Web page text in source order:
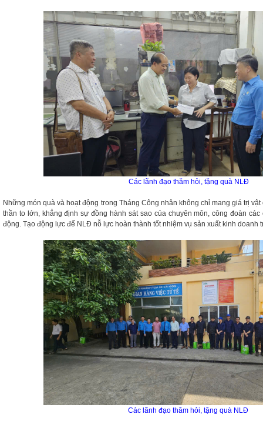
Các lãnh đạo thăm hỏi, tặng quà NLĐ
Những món quà và hoạt động trong Tháng Công nhân không chỉ mang giá trị
thần to lớn, khẳng định sự đồng hành sát sao của chuyên môn, công đoàn
động. Tạo động lực để NLĐ nỗ lực hoàn thành tốt nhiệm vụ sản xuất kinh doanh
Các lãnh đạo thăm hỏi, tặng quà NLĐ